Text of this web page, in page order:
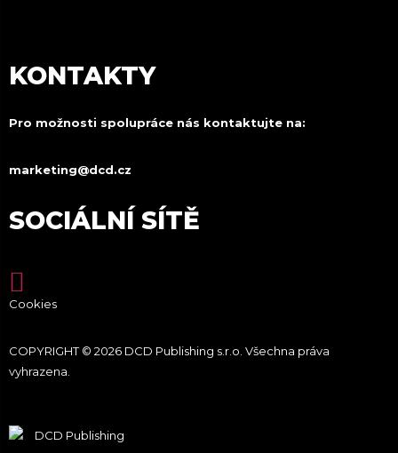
KONTAKTY
Pro možnosti spolupráce nás kontaktujte na:
marketing@dcd.cz
SOCIÁLNÍ SÍTĚ
Cookies
COPYRIGHT © 2026 DCD Publishing s.r.o. Všechna práva
vyhrazena.